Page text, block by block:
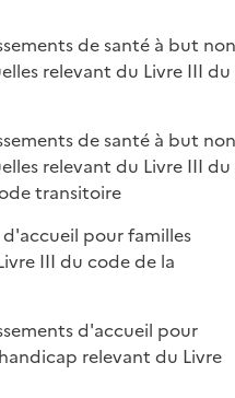
de santé à but
relevant du Livre III du
de santé à but
relevant du Livre III du
transitoire
pour familles
III du code de la
d'accueil pour
relevant du Livre